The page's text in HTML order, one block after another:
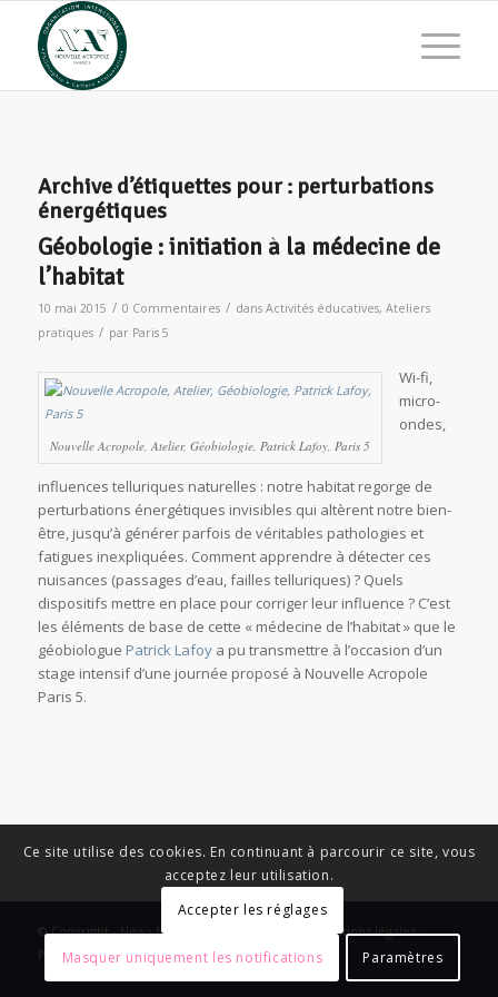
Archive d’étiquettes pour : perturbations
énergétiques
Géobologie : initiation à la médecine de
l’habitat
10 mai 2015 / 0 Commentaires / dans Activités éducatives, Ateliers
pratiques / par Paris 5
Nouvelle Acropole, Atelier, Géobiologie, Patrick Lafoy, Paris 5
Wi-fi,
micro-
ondes,
influences telluriques naturelles : notre habitat regorge de
perturbations énergétiques invisibles qui altèrent notre bien-
être, jusqu’à générer parfois de véritables pathologies et
fatigues inexpliquées. Comment apprendre à détecter ces
nuisances (passages d’eau, failles telluriques) ? Quels
dispositifs mettre en place pour corriger leur influence ? C’est
les éléments de base de cette « médecine de l’habitat » que le
géobiologue Patrick Lafoya pu transmettre à l’occasion d’un
stage intensif d’une journée proposé à Nouvelle Acropole
Paris 5.
© Copyright - News Nouvelle Acropole - 2023 - Mentions légales -
Politique de confidentialité
Ce site utilise des cookies. En continuant à parcourir ce site, vous
acceptez leur utilisation.
Accepter les réglages
Masquer uniquement les notifications Paramètres